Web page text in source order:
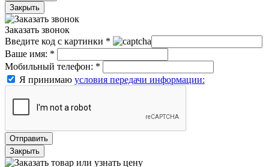
Закрыть
Заказать звонок
Введите код с картинки *
Ваше имя: *
Мобильный телефон: *
Я принимаю условия передачи информации:
Отправить
Закрыть